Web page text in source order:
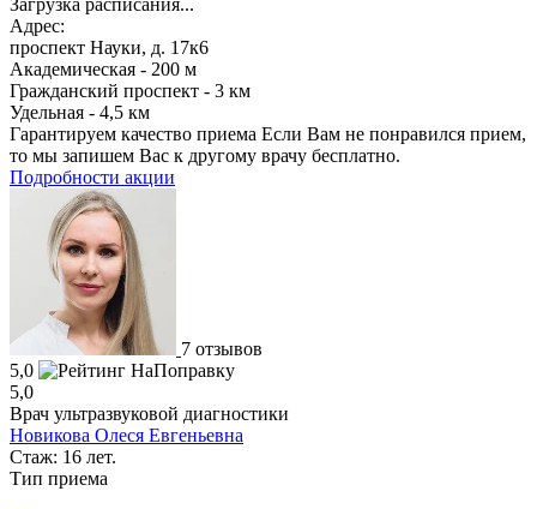
Адрес:
проспект Науки, д. 17к6
Академическая - 200 м
Гражданский проспект - 3 км
Удельная - 4,5 км
Гарантируем качество приема Если Вам не понравился прием,
то мы запишем Вас к другому врачу бесплатно.
Подробности акции
7 отзывов
5,0
5,0
Врач ультразвуковой диагностики
Новикова Олеся Евгеньевна
Стаж: 16 лет.
Тип приема